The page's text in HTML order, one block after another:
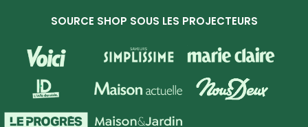
SOURCE SHOP SOUS LES PROJECTEURS